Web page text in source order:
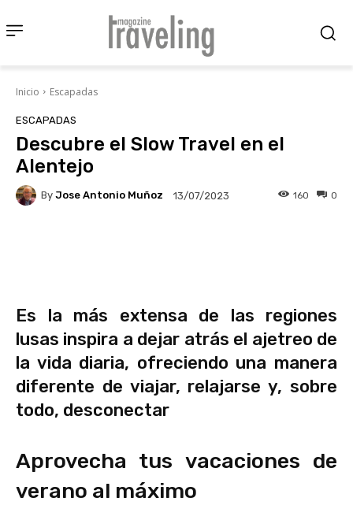
Inicio Escapadas
ESCAPADAS
Descubre el Slow Travel en el
Alentejo
By Jose Antonio Muñoz 13/07/2023 0
160
Es la más extensa de las regiones
lusas inspira a dejar atrás el ajetreo de
la vida diaria, ofreciendo una manera
diferente de viajar, relajarse y, sobre
todo, desconectar
Aprovecha tus vacaciones de
verano al máximo